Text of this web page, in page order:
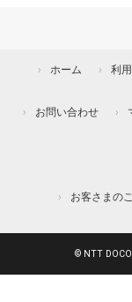
ホーム 利
お問い合わせ
お客さまの
© NTT